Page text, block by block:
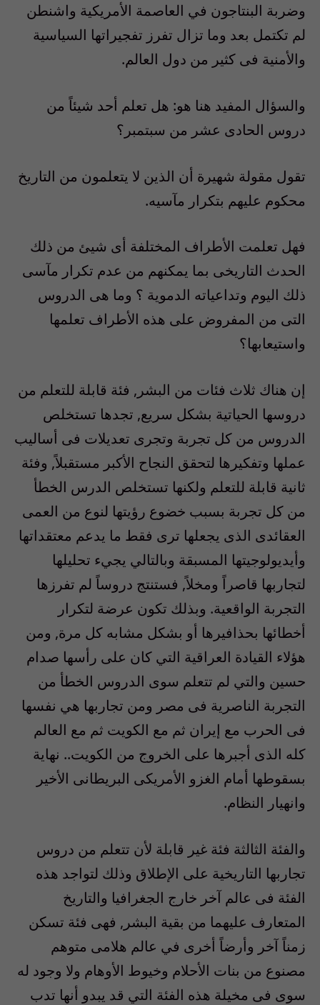
وضربة البنتاجون في العاصمة الأمريكية واشنطن
لم تكتمل بعد وما تزال تفرز تفجيراتها السياسية
والأمنية فى كثير من دول العالم.
والسؤال المفيد هنا هو: هل تعلم أحد شيئاً من
دروس الحادى عشر من سبتمبر؟
تقول مقولة شهيرة أن الذين لا يتعلمون من التاريخ
محكوم عليهم بتكرار مآسيه.
فهل تعلمت الأطراف المختلفة أى شيئ من ذلك
الحدث التاريخى بما يمكنهم من عدم تكرار مآسى
ذلك اليوم وتداعياته الدموية ؟ وما هى الدروس
التى من المفروض على هذه الأطراف تعلمها
واستيعابها؟
إن هناك ثلاث فئات من البشر, فئة قابلة للتعلم من
دروسها الحياتية بشكل سريع, تجدها تستخلص
الدروس من كل تجربة وتجرى تعديلات فى أساليب
عملها وتفكيرها لتحقق النجاح الأكبر مستقبلاً, وفئة
ثانية قابلة للتعلم ولكنها تستخلص الدرس الخطأ
من كل تجربة بسبب خضوع رؤيتها لنوع من العمى
العقائدى الذى يجعلها ترى فقط ما يدعم معتقداتها
وأيديولوجيتها المسبقة وبالتالي يجيء تحليلها
لتجاربها قاصراً ومخلاً, فستنتج دروساً لم تفرزها
التجربة الواقعية. وبذلك تكون عرضة لتكرار
أخطائها بحذافيرها أو بشكل مشابه كل مرة, ومن
هؤلاء القيادة العراقية التي كان على رأسها صدام
حسين والتي لم تتعلم سوى الدروس الخطأ من
التجربة الناصرية فى مصر ومن تجاربها هي نفسها
فى الحرب مع إيران ثم مع الكويت ثم مع العالم
كله الذى أجبرها على الخروج من الكويت.. نهاية
بسقوطها أمام الغزو الأمريكى البريطانى الأخير
وانهيار النظام.
والفئة الثالثة فئة غير قابلة لأن تتعلم من دروس
تجاربها التاريخية على الإطلاق وذلك لتواجد هذه
الفئة فى عالم آخر خارج الجغرافيا والتاريخ
المتعارف عليهما من بقية البشر, فهى فئة تسكن
زمناً آخر وأرضاً أخرى في عالم هلامى متوهم
مصنوع من بنات الأحلام وخيوط الأوهام ولا وجود له
سوى فى مخيلة هذه الفئة التي قد يبدو أنها تدب